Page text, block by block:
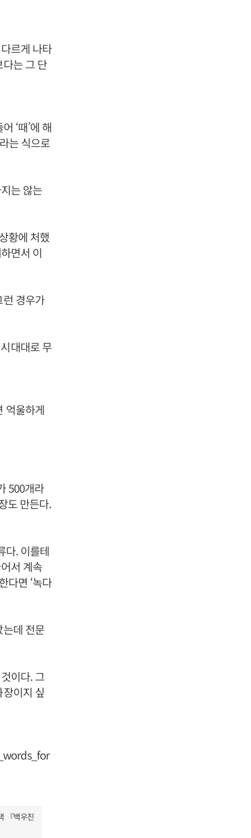
르게 나타
는 그 단
‘때’에 해
는 식으로
는 않는
황에 처했
면서 이
경우가
대대로 무
억울하게
500개라
도 만든다.
다. 이를테
서 계속
다면 ‘녹다
데 전문
이다. 그
이지 싶
『백우진